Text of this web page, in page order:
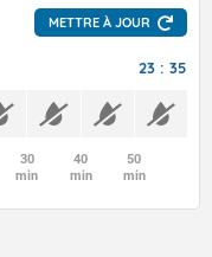
METTRE À JOUR
23 : 35
30
min
40
min
50
min